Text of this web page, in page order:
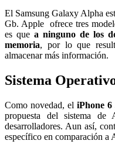
El Samsung Galaxy Alpha
Gb. Apple ofrece tres
es que a ninguno de los
memoria, por lo que
almacenar más información.
Sistema
Como novedad, eliPhone 6
propuesta del sistema
desarrolladores. Aun así,
específico en comparación a